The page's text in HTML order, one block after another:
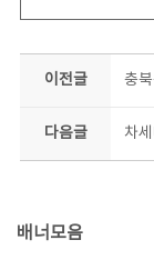
이전글 충
다음글
배너모음